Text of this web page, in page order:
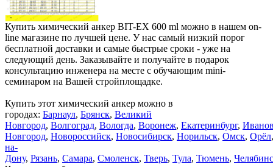
Купить химический анкер BIT-EX 600 ml можно в нашем on-
line магазине по лучшей цене. У нас самый низкий порог
бесплатной доставки и самые быстрые сроки - уже на
следующий день. Заказывайте и получайте в подарок
консультацию инженера на месте с обучающим mini-
семинаром на Вашей стройплощадке.
Купить этот химический анкер можно в
городах: Барнаул, Брянск, Великий
Новгород, Волгоград, Вологда, Воронеж, Екатеринбург,
Новгород, Новороссийск, Новосибирск, Норильск, Омск, Орёл
на-
Дону, Рязань, Самара, Смоленск, Тверь, Тула, Тюмень,